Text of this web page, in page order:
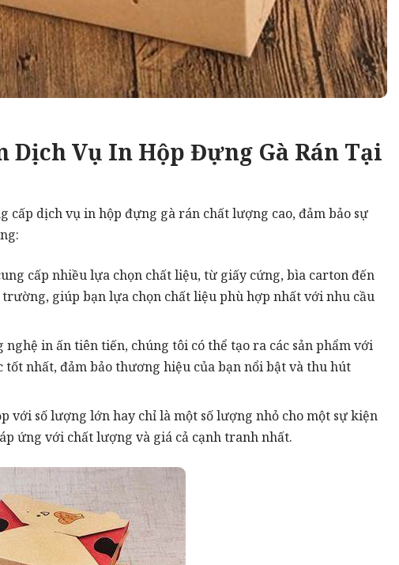
Dịch Vụ In Hộp Đựng Gà Rán Tại
cấp dịch vụ in hộp đựng gà rán chất lượng cao, đảm bảo sự
cấp nhiều lựa chọn chất liệu, từ giấy cứng, bìa carton đến
giúp bạn lựa chọn chất liệu phù hợp nhất với nhu cầu
nghệ in ấn tiên tiến, chúng tôi có thể tạo ra các sản phẩm với
tốt nhất, đảm bảo thương hiệu của bạn nổi bật và thu hút
với số lượng lớn hay chỉ là một số lượng nhỏ cho một sự kiện
ứng với chất lượng và giá cả cạnh tranh nhất.